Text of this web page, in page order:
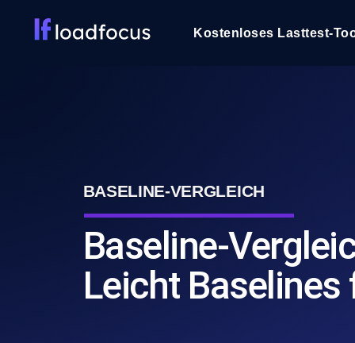
Kostenloses Lasttest-
BASELINE-VERGLEICH
Baseline-
Leicht Baselines